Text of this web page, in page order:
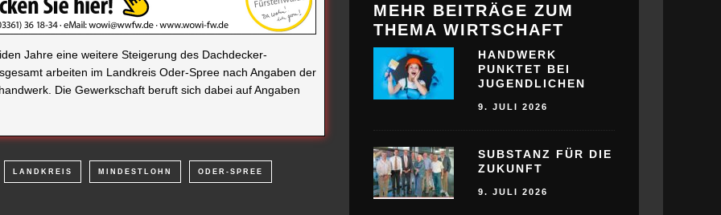
Jahre eine weitere Steigerung des Dachdecker-
arbeiten im Landkreis Oder-Spree nach Angaben der
Die Gewerkschaft beruft sich dabei auf Angaben
LANDKREIS MINDESTLOHN ODER-SPREE
MEHR BEITRÄGE ZUM
THEMA WIRTSCHAFT
HANDWERK
PUNKTET BEI
JUGENDLICHEN
9. JULI 2026
SUBSTANZ FÜR DIE
ZUKUNFT
9. JULI 2026